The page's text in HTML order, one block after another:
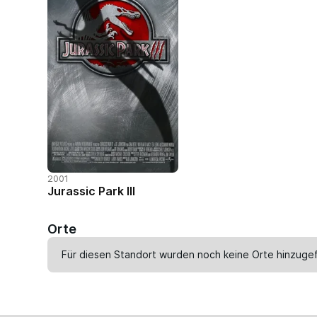
2001
Jurassic Park III
Orte
Für diesen Standort wurden noch keine Orte